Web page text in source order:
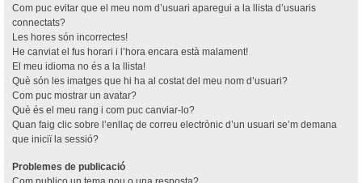
Com puc evitar que el meu nom d’usuari aparegui a la llista d’usuaris
connectats?
Les hores són incorrectes!
He canviat el fus horari i l’hora encara està malament!
El meu idioma no és a la llista!
Què són les imatges que hi ha al costat del meu nom d’usuari?
Com puc mostrar un avatar?
Què és el meu rang i com puc canviar-lo?
Quan faig clic sobre l’enllaç de correu electrònic d’un usuari se’m demana
que iniciï la sessió?
Problemes de publicació